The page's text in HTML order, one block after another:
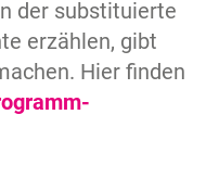
der substituierte
erzählen, gibt
Hier finden